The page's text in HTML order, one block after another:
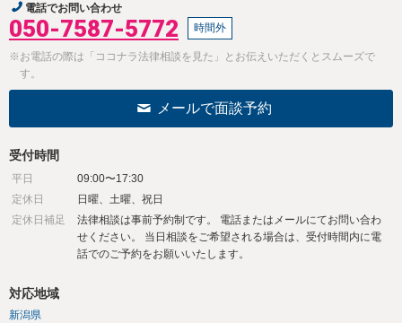
電話でお問い合わせ
050-7587-5772 時間外
※お電話の際は「ココナラ法律相談を見た」とお伝えいただくとスムーズで
す。
メールで面談予約
受付時間
平日
09:00〜17:30
定休日
日曜、土曜、祝日
定休日補足
法律相談は事前予約制です。 電話またはメールにてお問い合わ
せください。 当日相談をご希望される場合は、受付時間内に電
話でのご予約をお願いいたします。
対応地域
新潟県